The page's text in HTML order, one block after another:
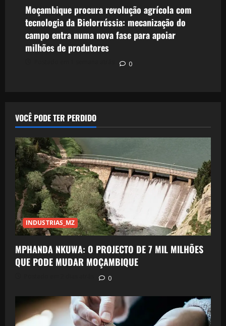
Moçambique procura revolução agrícola com
tecnologia da Bielorrússia: mecanização do
campo entra numa nova fase para apoiar
milhões de produtores
0
VOCÊ PODE TER PERDIDO
INDUSTRIAS_MZ
MPHANDA NKUWA: O PROJECTO DE 7 MIL MILHÕES
QUE PODE MUDAR MOÇAMBIQUE
0